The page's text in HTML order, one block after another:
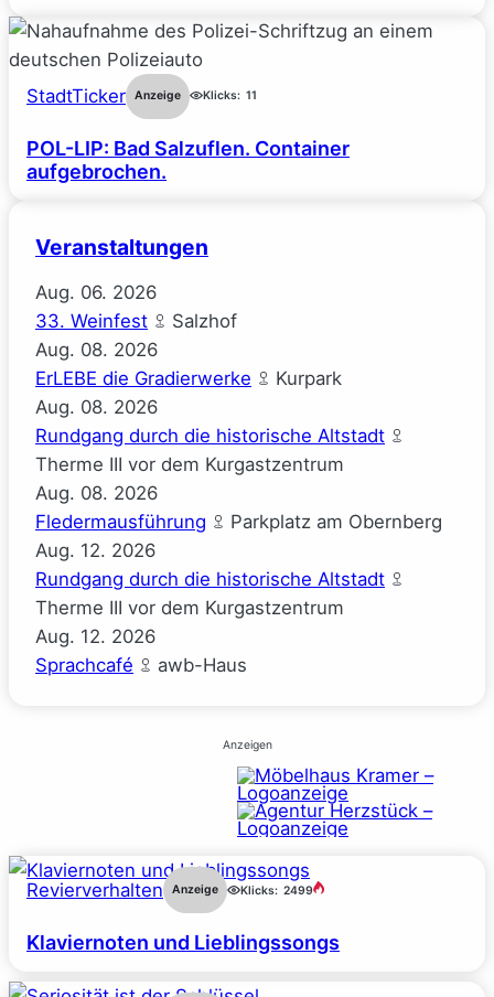
StadtTicker Anzeige Klicks: 11
POL-LIP: Bad Salzuflen. Container
aufgebrochen.
Veranstaltungen
Aug. 06. 2026
33. Weinfest
Salzhof
Aug. 08. 2026
ErLEBE die Gradierwerke
Kurpark
Aug. 08. 2026
Rundgang durch die historische Altstadt
Therme III vor dem Kurgastzentrum
Aug. 08. 2026
Fledermausführung
Parkplatz am Obernberg
Aug. 12. 2026
Rundgang durch die historische Altstadt
Therme III vor dem Kurgastzentrum
Aug. 12. 2026
Sprachcafé
awb-Haus
Anzeigen
Revierverhalten Anzeige Klicks: 2499
Klaviernoten und Lieblingssongs